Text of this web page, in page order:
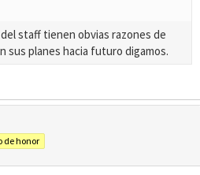
staff tienen obvias razones de
sus planes hacia futuro digamos.
de honor